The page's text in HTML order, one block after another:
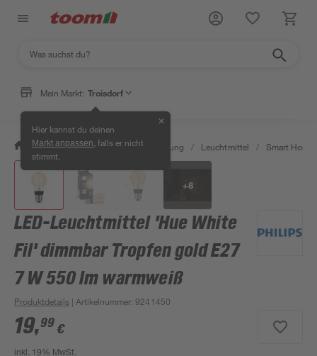
Mein Markt: Troisdorf
Hier kannst du deinen
Markt anpassen , falls er nicht
stimmt.
✕
/ Wohnen & Haushalt / Beleuchtung / Leuchtmittel / Smart Home
+8
LED-Leuchtmittel 'Hue White
Fil' dimmbar Tropfen gold E27
7 W 550 lm warmweiß
Produktdetails | Artikelnummer:9241450
19,99 €
inkl. 19% MwSt.